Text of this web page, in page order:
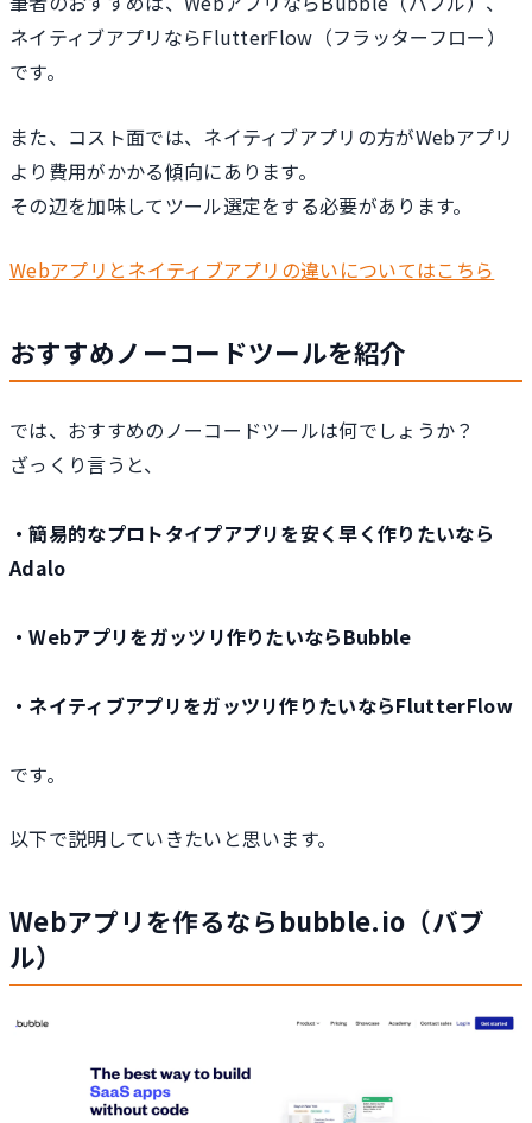
ネイティブアプリならFlutterFlow（フラッターフロー）
です。
また、コスト面では、ネイティブアプリの方がWebアプリ
より費用がかかる傾向にあります。
その辺を加味してツール選定をする必要があります。
Webアプリとネイティブアプリの違いについてはこちら
おすすめノーコードツールを紹介
では、おすすめのノーコードツールは何でしょうか？
ざっくり言うと、
・簡易的なプロトタイプアプリを安く早く作りたいなら
Adalo
・Webアプリをガッツリ作りたいならBubble
・ネイティブアプリをガッツリ作りたいならFlutterFlow
です。
以下で説明していきたいと思います。
Webアプリを作るならbubble.io（バブ
ル）